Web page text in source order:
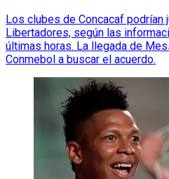
Los clubes de Concacaf podrían
Libertadores, según las
últimas horas. La llegada de
Conmebol a buscar el acuerdo.